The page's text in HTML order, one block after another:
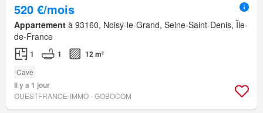
520 €/mois
Appartement à 93160, Noisy-le-Grand, Seine-Saint-Denis, Île-
de-France
1 1 12 m²
Cave
Il y a 1 jour
OUESTFRANCE-IMMO - GOBOCOM